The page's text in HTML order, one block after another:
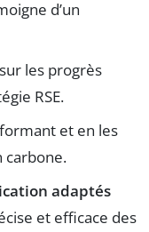
d’un
sur les progrès
RSE.
et en les
carbone.
adaptés
et efficace des